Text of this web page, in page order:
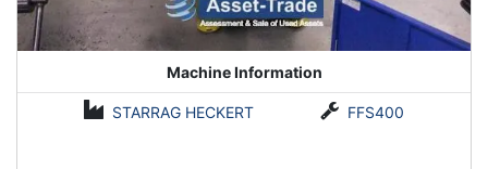
Machine Information
STARRAG HECKERT FFS400